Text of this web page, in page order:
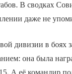
В сводках
даже не
дивизии в боях
она была